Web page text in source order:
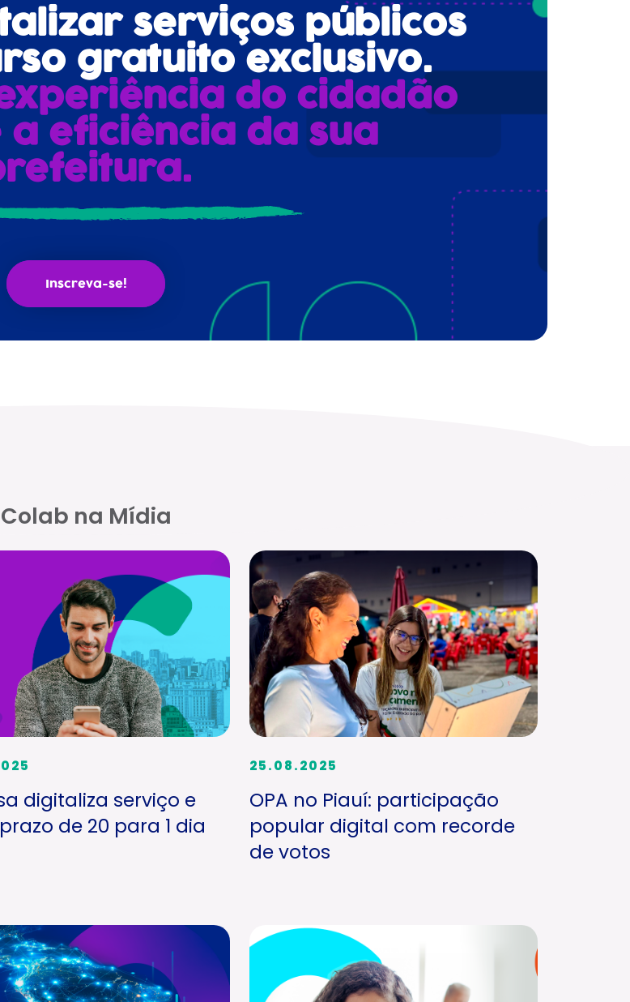
serviços públicos
gratuito exclusivo.
do cidadão
eficiência da sua
Inscreva-se!
Colab na Mídia
digitaliza serviço e
de 20 para 1 dia
25.08.2025
OPA no Piauí: participação
popular digital com recorde
de votos